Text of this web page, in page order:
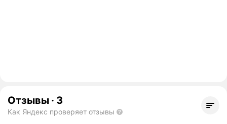
Отзывы · 3
Как Яндекс проверяет отзывы